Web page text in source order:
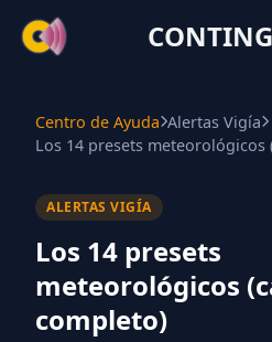
Centro de Ayuda Alertas Vigía
Los 14 presets meteorológicos
ALERTAS VIGÍA
Los 14 presets
meteorológicos
completo)